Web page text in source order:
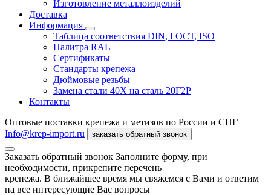
Изготовление металлоизделий
Доставка
Информация
Таблица соответствия DIN, ГОСТ, ISO
Палитра RAL
Сертификаты
Стандарты крепежа
Дюймовые резьбы
Замена стали 40Х на сталь 20Г2Р
Контакты
Оптовые поставки крепежа и метизов по России и СНГ
Info@krep-import.ru
заказать обратный звонок
Заказать обратный звонок Заполните форму, при
необходимости, прикрепите перечень
крепежа. В ближайшее время мы свяжемся с Вами и ответим
на все интересующие Вас вопросы